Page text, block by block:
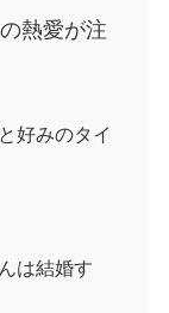
熱愛が注
好みのタイ
は結婚す